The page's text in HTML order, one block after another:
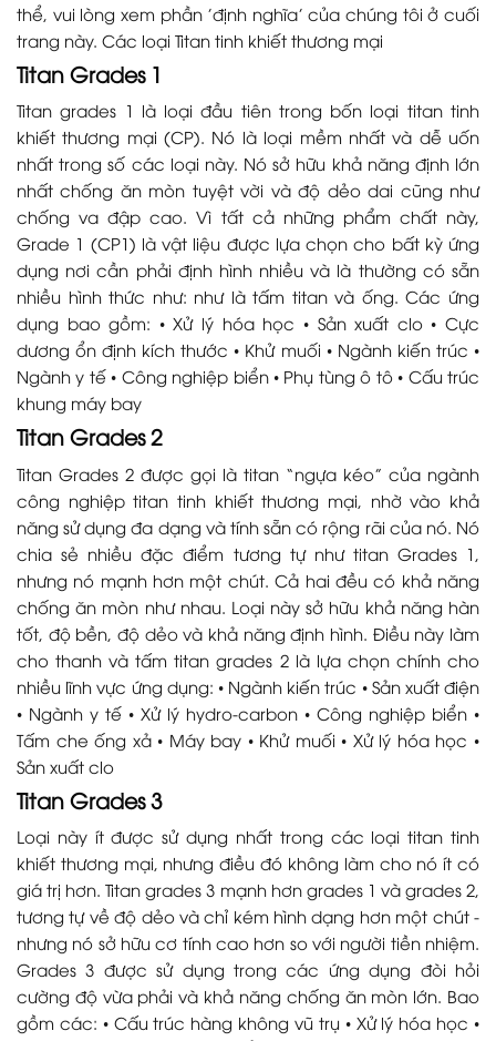
thể, vui lòng xem phần 'định nghĩa' của chúng tôi ở cuối
trang này. Các loại Titan tinh khiết thương mại
Titan Grades 1
Titan grades 1 là loại đầu tiên trong bốn loại titan tinh
khiết thương mại (CP). Nó là loại mềm nhất và dễ uốn
nhất trong số các loại này. Nó sở hữu khả năng định lớn
nhất chống ăn mòn tuyệt vời và độ dẻo dai cũng như
chống va đập cao. Vì tất cả những phẩm chất này,
Grade 1 (CP1) là vật liệu được lựa chọn cho bất kỳ ứng
dụng nơi cần phải định hình nhiều và là thường có sẵn
nhiều hình thức như: như là tấm titan và ống. Các ứng
dụng bao gồm: • Xử lý hóa học • Sản xuất clo • Cực
dương ổn định kích thước • Khử muối • Ngành kiến trúc •
Ngành y tế • Công nghiệp biển • Phụ tùng ô tô • Cấu trúc
khung máy bay
Titan Grades 2
Titan Grades 2 được gọi là titan “ngựa kéo” của ngành
công nghiệp titan tinh khiết thương mại, nhờ vào khả
năng sử dụng đa dạng và tính sẵn có rộng rãi của nó. Nó
chia sẻ nhiều đặc điểm tương tự như titan Grades 1,
nhưng nó mạnh hơn một chút. Cả hai đều có khả năng
chống ăn mòn như nhau. Loại này sở hữu khả năng hàn
tốt, độ bền, độ dẻo và khả năng định hình. Điều này làm
cho thanh và tấm titan grades 2 là lựa chọn chính cho
nhiều lĩnh vực ứng dụng: • Ngành kiến trúc • Sản xuất điện
• Ngành y tế • Xử lý hydro-carbon • Công nghiệp biển •
Tấm che ống xả • Máy bay • Khử muối • Xử lý hóa học •
Sản xuất clo
Titan Grades 3
Loại này ít được sử dụng nhất trong các loại titan tinh
khiết thương mại, nhưng điều đó không làm cho nó ít có
giá trị hơn. Titan grades 3 mạnh hơn grades 1 và grades 2,
tương tự về độ dẻo và chỉ kém hình dạng hơn một chút -
nhưng nó sở hữu cơ tính cao hơn so với người tiền nhiệm.
Grades 3 được sử dụng trong các ứng dụng đòi hỏi
cường độ vừa phải và khả năng chống ăn mòn lớn. Bao
gồm các: • Cấu trúc hàng không vũ trụ • Xử lý hóa học •